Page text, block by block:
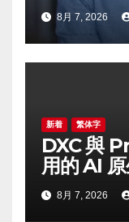
8月 7, 2026
新着 繁体字
DXC 與
用的 AI
8月 7, 2026